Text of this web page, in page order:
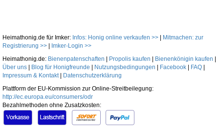
Heimathonig.de für Imker: Infos: Honig online verkaufen >>
Mitmachen: zur
Registrierung >>
Imker-Login >>
Heimathonig.de: Bienenpatenschaften Propolis kaufen Bienenkönigin kaufen
Über uns
Blog für Honigfreunde Nutzungsbedingungen Facebook FAQ
Impressum & Kontakt|
Datenschutzerklärung
Plattform der EU-Kommission zur Online-Streitbeilegung:
http://ec.europa.eu/consumers/odr
Bezahlmethoden ohne Zusatzkosten: